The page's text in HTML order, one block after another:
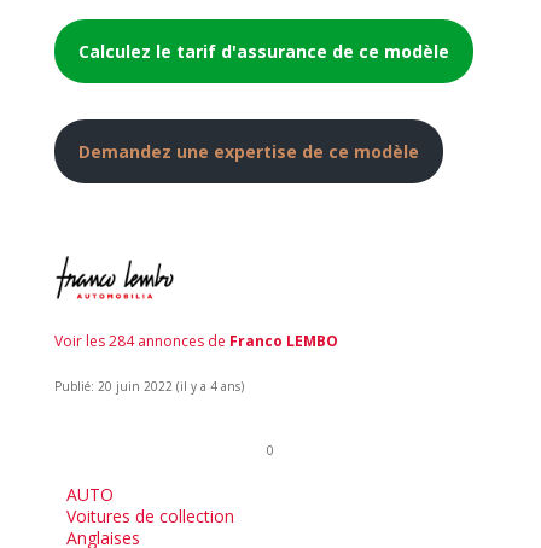
Calculez le tarif d'assurance de ce modèle
Demandez une expertise de ce modèle
Voir les 284 annonces de Franco LEMBO
Publié: 20 juin 2022 (il y a 4 ans)
0
AUTO
Voitures de collection
Anglaises